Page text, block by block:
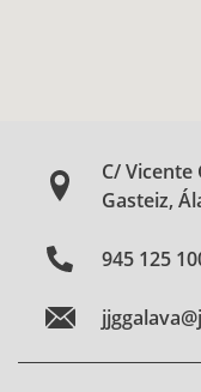
C/ Vicente
Gasteiz,
945 125